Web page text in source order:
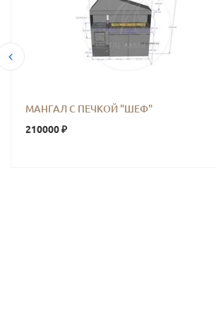
МАНГАЛ С ПЕЧКОЙ "ШЕФ"
210000 ₽